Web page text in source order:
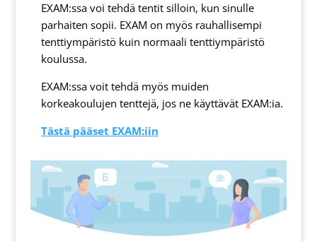
EXAM:ssa voi tehdä tentit silloin, kun sinulle
parhaiten sopii. EXAM on myös rauhallisempi
tenttiympäristö kuin normaali tenttiympäristö
koulussa.
EXAM:ssa voit tehdä myös muiden
korkeakoulujen tenttejä, jos ne käyttävät EXAM:ia.
Tästä pääset EXAM:iin